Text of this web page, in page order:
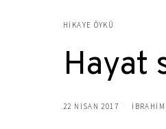
HIKAYE ÖYKÜ
Hayat
22 NISAN 2017